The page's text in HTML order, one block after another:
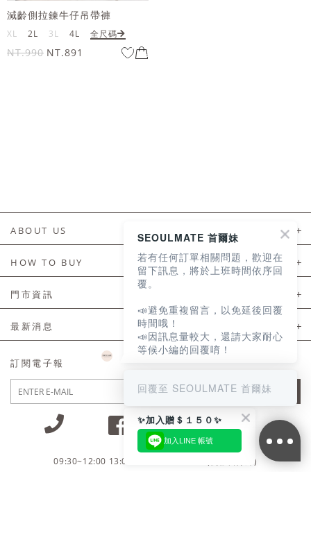
減齡側拉鍊牛仔吊帶褲
XL 2L 3L 4L 全尺碼
NT.990 NT.891
ABOUT US
HOW TO BUY
如何購買
會員常見問題
訂單常見問題
商品售後服務
電子發票
門市資訊
門市資訊
最新消息
LINE官方會員活動
訂閱電子報
JOIN
09:30~12:00 13:00~18:30 / Mon - Fri(例假日除外)
✨加入贈＄１５０✨
加入LINE 帳號
SEOULMATE 首爾妹
若有任何訂單相關問題，歡迎在
留下訊息，將於上班時間依序回
覆。
📣避免重複留言，以免延後回覆
時間哦！
📣因訊息量較大，還請大家耐心
等候小編的回覆唷！
回覆至 SEOULMATE 首爾妹